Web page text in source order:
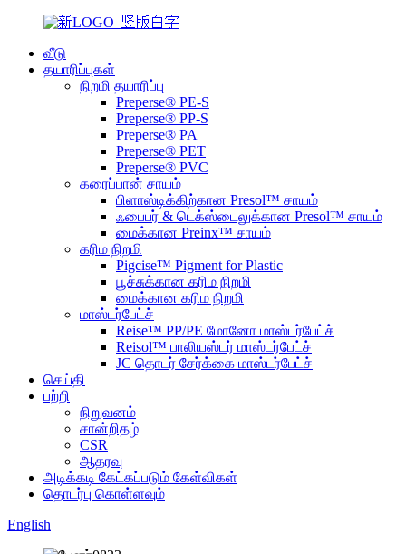
வீடு
தயாரிப்புகள்
நிறமி தயாரிப்பு
Preperse® PE-S
Preperse® PP-S
Preperse® PA
Preperse® PET
Preperse® PVC
கரைப்பான் சாயம்
பிளாஸ்டிக்கிற்கான Presol™ சாயம்
ஃபைபர் & டெக்ஸ்டைலுக்கான Presol™ சாயம்
மைக்கான Preinx™ சாயம்
கரிம நிறமி
Pigcise™ Pigment for Plastic
பூச்சுக்கான கரிம நிறமி
மைக்கான கரிம நிறமி
மாஸ்டர்பேட்ச்
Reise™ PP/PE மோனோ மாஸ்டர்பேட்ச்
Reisol™ பாலியஸ்டர் மாஸ்டர்பேட்ச்
JC தொடர் சேர்க்கை மாஸ்டர்பேட்ச்
செய்தி
பற்றி
நிறுவனம்
சான்றிதழ்
CSR
ஆதரவு
அடிக்கடி கேட்கப்படும் கேள்விகள்
தொடர்பு கொள்ளவும்
English